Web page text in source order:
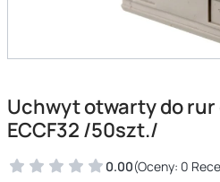
Uchwyt otwarty do rur
ECCF32 /50szt./
0.00(Oceny: 0